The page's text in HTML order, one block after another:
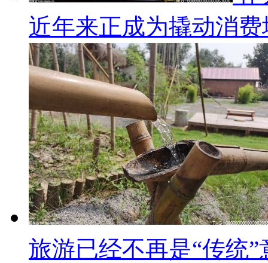
近年来正成为撬动消
旅游已经不再是“传统